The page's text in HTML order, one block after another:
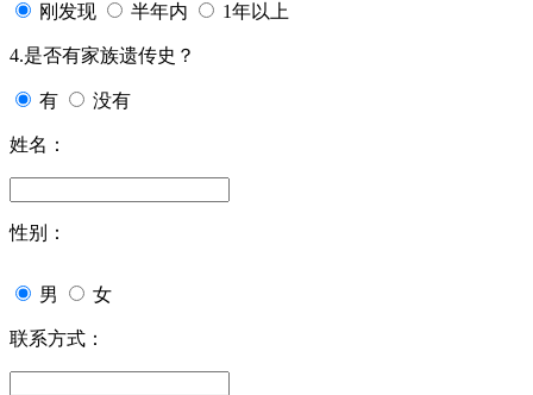
刚发现 半年内 1年以上
4.是否有家族遗传史？
有 没有
姓名：
性别：
男 女
联系方式：